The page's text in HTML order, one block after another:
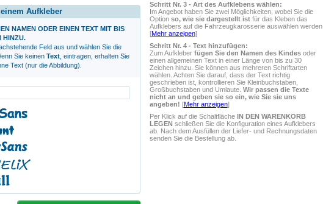
Schritt Nr. 3 - Art des Aufklebens wählen:
Im Angebot haben Sie zwei Möglichkeiten, wobei Sie die
Option so, wie sie dargestellt istfür das Kleben das
Aufklebers auf die Fahrzeugkarosserie auswählen werden.
[Mehr anzeigen]
Schritt Nr. 4 - Text hinzufügen:
Zum Aufkleber fügen Sie den Namen des Kindesoder
einen allgemeinen Text in einer Länge von bis zu 30
Zeichen hinzu. Sie können aus mehreren Schriftarten
wählen. Achten Sie darauf, dass der Text richtig
geschrieben ist, kontrollieren Sie Kleinbuchstaben,
Großbuchstaben und Umlaute. Wir passen die Texte
nicht an und geben sie so ein, wie Sie sie uns
angeben! [Mehr anzeigen]
Per Klick auf die Schaltfläche IN DEN WARENKORB
LEGENschließen Sie die Konfiguration eines Aufklebers
ab. Nach dem Ausfüllen der Liefer- und Rechnungsdaten
senden Sie die Bestellung ab.
Aufkleber
NAMEN ODER EINEN TEXT MIT BIS
HINZU.
Feld aus und wählen Sie die
Sie keinen Text, eintragen, erhalten Sie
Text (nur die Abbildung).